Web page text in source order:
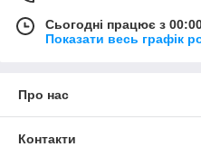
Сьогодні працює з
Показати весь графік
Про нас
Контакти